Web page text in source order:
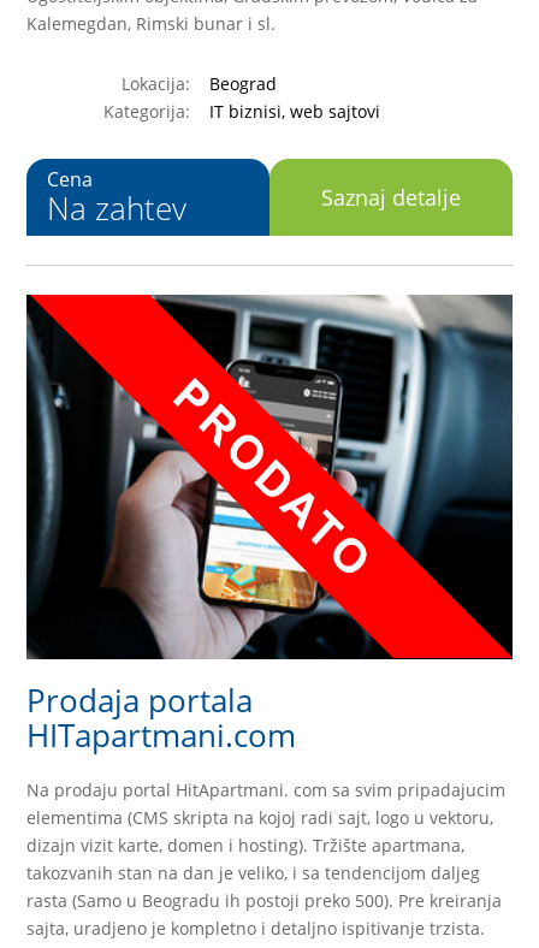
Kalemegdan, Rimski bunar i sl.
Lokacija:
Beograd
Kategorija:
IT biznisi, web sajtovi
Cena
Na zahtev Saznaj detalje
Prodaja portala
HITapartmani.com
Na prodaju portal HitApartmani. com sa svim pripadajucim
elementima (CMS skripta na kojoj radi sajt, logo u vektoru,
dizajn vizit karte, domen i hosting). Tržište apartmana,
takozvanih stan na dan je veliko, i sa tendencijom daljeg
rasta (Samo u Beogradu ih postoji preko 500). Pre kreiranja
sajta, uradjeno je kompletno i detaljno ispitivanje trzista.